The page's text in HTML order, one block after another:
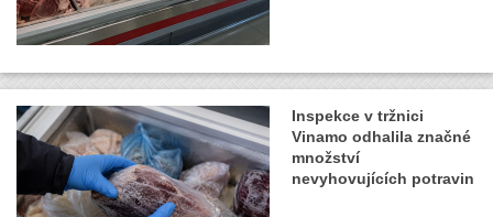
Inspekce v tržnici
Vinamo odhalila značné
množství
nevyhovujících potravin